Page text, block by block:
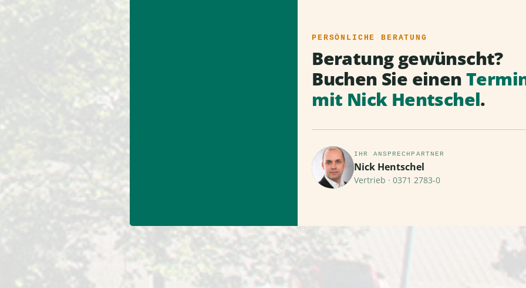
PERSÖNLICHE BERATUNG
Beratung gewünscht?
Buchen Sie einen
mit Nick Hentschel.
IHR ANSPRECHPARTNER
Nick Hentschel
Vertrieb · 0371 2783-0